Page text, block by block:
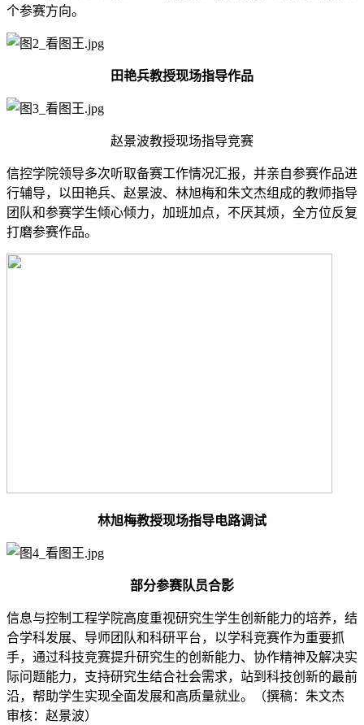
个参赛方向。
田艳兵教授现场指导作品
赵景波教授现场指导竞赛
信控学院领导多次听取备赛工作情况汇报，并亲自参赛作品进
行辅导，以田艳兵、赵景波、林旭梅和朱文杰组成的教师指导
团队和参赛学生倾心倾力，加班加点，不厌其烦，全方位反复
打磨参赛作品。
林旭梅教授现场指导电路调试
部分参赛队员合影
信息与控制工程学院高度重视研究生学生创新能力的培养，结
合学科发展、导师团队和科研平台，以学科竞赛作为重要抓
手，通过科技竞赛提升研究生的创新能力、协作精神及解决实
际问题能力，支持研究生结合社会需求，站到科技创新的最前
沿，帮助学生实现全面发展和高质量就业。（撰稿：朱文杰
审核：赵景波）